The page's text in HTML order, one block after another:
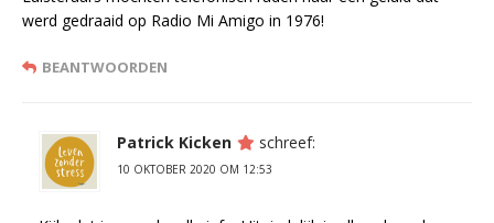
werd gedraaid op Radio Mi Amigo in 1976!
BEANTWOORDEN
Patrick Kicken schreef:
10 OKTOBER 2020 OM 12:53